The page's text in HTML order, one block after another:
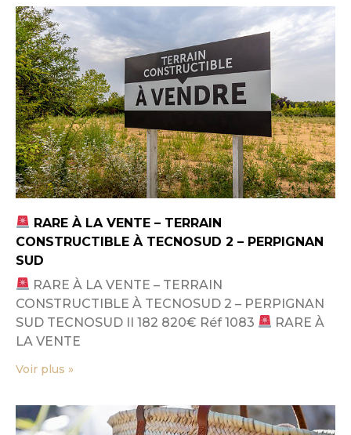
RARE À LA VENTE – TERRAIN
CONSTRUCTIBLE À TECNOSUD 2 – PERPIGNAN
SUD
RARE À LA VENTE – TERRAIN
CONSTRUCTIBLE À TECNOSUD 2 – PERPIGNAN
SUD TECNOSUD II 182 820€ Réf 1083
RARE À
LA VENTE
Voir plus »